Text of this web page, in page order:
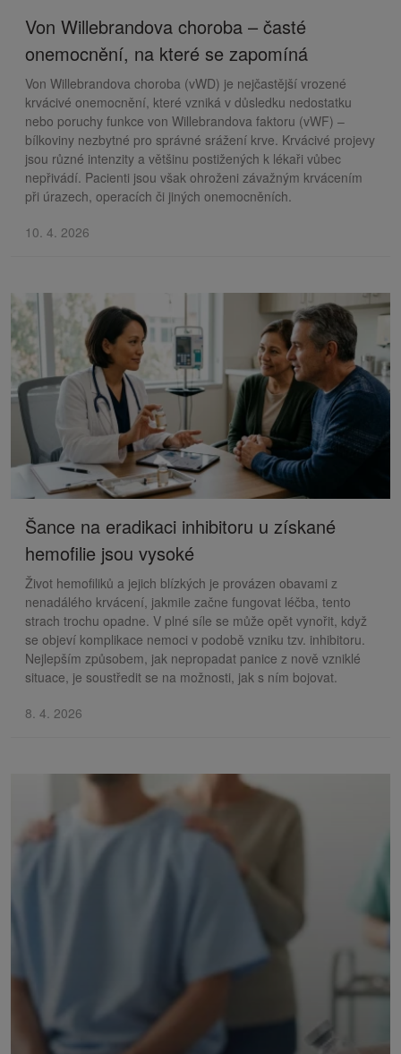
Von Willebrandova choroba – časté
onemocnění, na které se zapomíná
Von Willebrandova choroba (vWD) je nejčastější vrozené
krvácivé onemocnění, které vzniká v důsledku nedostatku
nebo poruchy funkce von Willebrandova faktoru (vWF) –
bílkoviny nezbytné pro správné srážení krve. Krvácivé projevy
jsou různé intenzity a většinu postižených k lékaři vůbec
nepřivádí. Pacienti jsou však ohroženi závažným krvácením
při úrazech, operacích či jiných onemocněních.
10. 4. 2026
Šance na eradikaci inhibitoru u získané
hemofilie jsou vysoké
Život hemofiliků a jejich blízkých je provázen obavami z
nenadálého krvácení, jakmile začne fungovat léčba, tento
strach trochu opadne. V plné síle se může opět vynořit, když
se objeví komplikace nemoci v podobě vzniku tzv. inhibitoru.
Nejlepším způsobem, jak nepropadat panice z nově vzniklé
situace, je soustředit se na možnosti, jak s ním bojovat.
8. 4. 2026